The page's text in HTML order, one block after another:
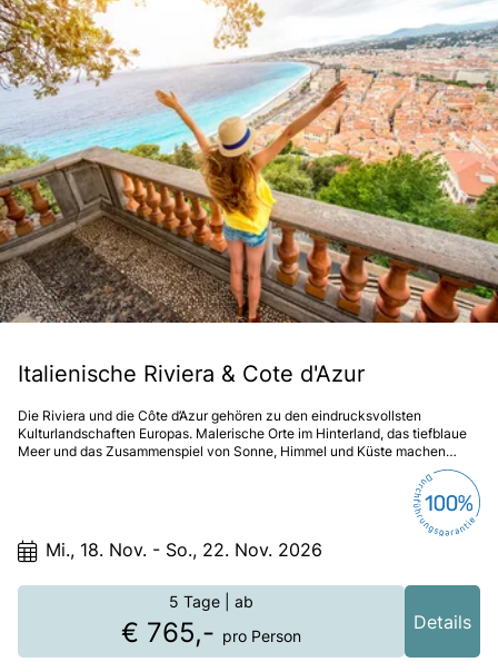
Italienische Riviera & Cote d'Azur
Die Riviera und die Côte d’Azur gehören zu den eindrucksvollsten
Kulturlandschaften Europas. Malerische Orte im Hinterland, das tiefblaue
Meer und das Zusammenspiel von Sonne, Himmel und Küste machen
Mi., 18. Nov. - So., 22. Nov. 2026
5 Tage | ab
€ 765,- pro Person
Details